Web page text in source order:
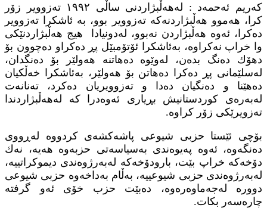
كه‌ریم ئه‌حمه‌د : له‌هه‌ڵبژاردنی ساڵی ١٩٩٢ ته‌زوویر زۆر
كرا، هه‌موو هه‌ڵبژاردنه‌كه‌ ته‌زوویر بوو، به‌ ئاشكرا ته‌زوویر
ده‌كرا، ئه‌وه‌ هه‌ڵبژاردن نه‌بوو، له‌دونیادا هیج هه‌ڵبژاردنێكی
وا خراپ نه‌كراوه‌، به‌ئاشكرا ئۆتۆمبێل پڕ ده‌كراو ده‌چوون بۆ
دهۆك ده‌نگ بده‌ن، له‌وێوه‌ ده‌هاتنه‌ هه‌ولێر بۆ ده‌نگدان،
له‌سلێمانی پڕ ده‌كرا ده‌هاتن بۆ هه‌ولێر، به‌ئاشكرا خه‌ڵكیان
ده‌هێنا و ده‌نگیان ده‌دا و ته‌زوویریان ده‌كرد، ته‌نانه‌ت
له‌به‌ره‌ی كوردستانیش بڕیاری ئه‌وه‌درا كه‌ له‌هه‌ڵبژاردندا
ته‌زویرێكی زۆر كراوه‌.
بۆچی ئێستا حزبی شیوعی پاشه‌كشه‌ی كردووه‌ له‌ڕووی
ده‌نگه‌وه‌، ئه‌وه‌ په‌یوه‌ندی به‌سیاسه‌تی حزبه‌وه‌ هه‌یه‌، نه‌ك
دۆخه‌كه خراپ بێت، بارودۆخه‌كه‌ له‌به‌رژوه‌ندی دیموكراتییه‌،
له‌به‌رژوه‌ندی حزبی شیوعییه‌، به‌ڵام به‌داخه‌وه‌ حزبی شیوعی
دووره‌ له‌جه‌ماوه‌ره‌وه‌،‌ ده‌بێت حزب خۆی ئه‌و گرفته‌
چاره‌سه‌ر بكات.